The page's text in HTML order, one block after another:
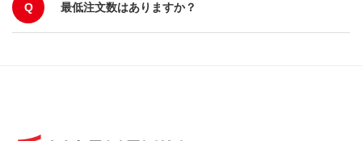
Q 最低注文数はありますか？